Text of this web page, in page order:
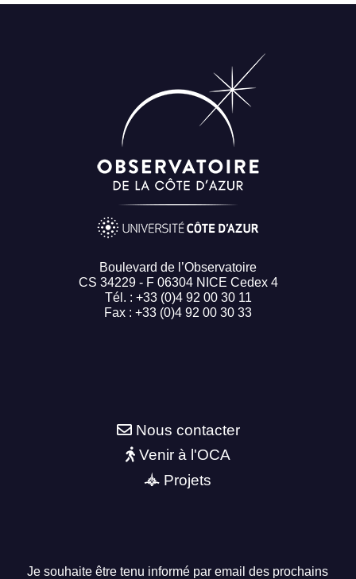
Boulevard de l’Observatoire
CS 34229 - F 06304 NICE Cedex 4
Tél. : +33 (0)4 92 00 30 11
Fax : +33 (0)4 92 00 30 33
Nous contacter
Venir à l'OCA
Projets
Je souhaite être tenu informé par email des prochains